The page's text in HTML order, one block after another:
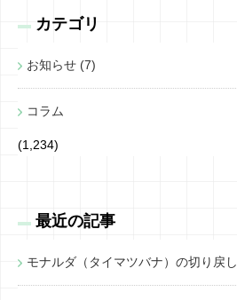
カテゴリ
お知らせ (7)
コラム
(1,234)
最近の記事
モナルダ（タイマツバナ）の切り戻し